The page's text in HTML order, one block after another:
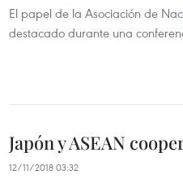
El papel de la Asociación de
destacado durante una
Japón y ASEAN
12/11/2018 03:32